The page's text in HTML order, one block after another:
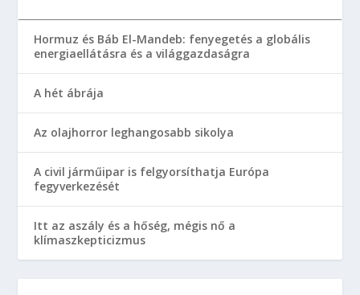
Hormuz és Báb El-Mandeb: fenyegetés a globális
energiaellátásra és a világgazdaságra
A hét ábrája
Az olajhorror leghangosabb sikolya
A civil járműipar is felgyorsíthatja Európa
fegyverkezését
Itt az aszály és a hőség, mégis nő a
klímaszkepticizmus